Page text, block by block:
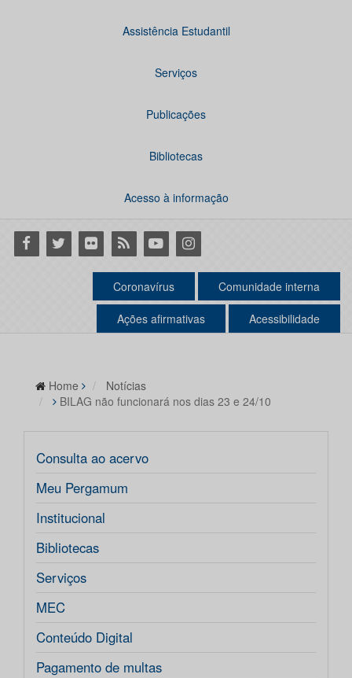
Assistência Estudantil
Serviços
Publicações
Bibliotecas
Acesso à informação
Facebook
Twitter Flickr RSS YoutubeInstagram
Coronavírus Comunidade interna
Ações afirmativas Acessibilidade
Home
Notícias
BILAG não funcionará nos dias 23 e 24/10
Consulta ao acervo
Meu Pergamum
Institucional
Bibliotecas
Serviços
MEC
Conteúdo Digital
Pagamento de multas